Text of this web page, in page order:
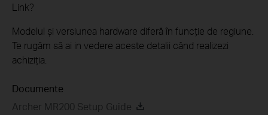
Link?
Modelul și versiunea hardware diferă în funcție de regiune.
Te rugăm să ai in vedere aceste detalii când realizezi
achiziția.
Documente
Archer MR200 Setup Guide